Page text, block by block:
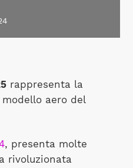
rappresenta la
aero del
, presenta molte
rivoluzionata